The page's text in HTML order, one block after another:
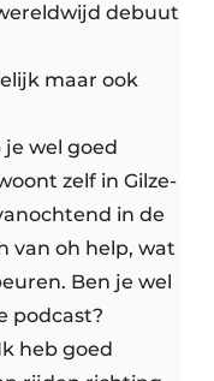
debuut
maar ook
wel goed
zelf in Gilze-
in de
van oh help, wat
Ben je wel
podcast?
heb goed